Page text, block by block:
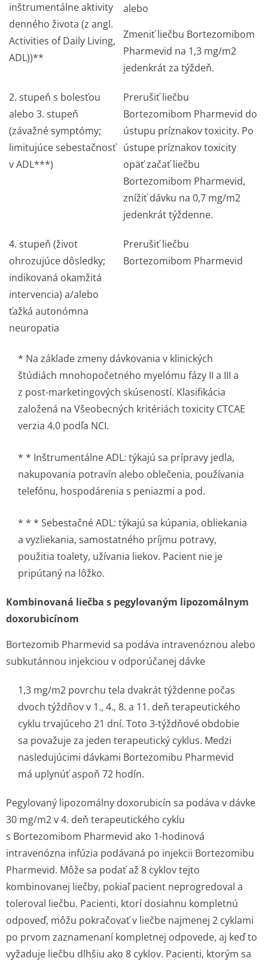
inštrumentálne aktivity
denného života (z angl.
Activities of Daily Living,
ADL))**
alebo
Zmeniť liečbu Bortezomibom
Pharmevid na 1,3 mg/m2
jedenkrát za týždeň.
2. stupeň s bolesťou
alebo 3. stupeň
(závažné symptómy;
limitujúce sebestačnosť
v ADL***)
Prerušiť liečbu
Bortezomibom Pharmevid do
ústupu príznakov toxicity. Po
ústupe príznakov toxicity
opäť začať liečbu
Bortezomibom Pharmevid,
znížiť dávku na 0,7 mg/m2
jedenkrát týždenne.
4. stupeň (život
ohrozujúce dôsledky;
indikovaná okamžitá
intervencia) a/alebo
ťažká autonómna
neuropatia
Prerušiť liečbu
Bortezomibom Pharmevid
* Na základe zmeny dávkovania v klinických
štúdiách mnohopočetného myelómu fázy II a III a
z post-marketingových skúseností. Klasifikácia
založená na Všeobecných kritériách toxicity CTCAE
verzia 4.0 podľa NCI.
* * Inštrumentálne ADL: týkajú sa prípravy jedla,
nakupovania potravín alebo oblečenia, používania
telefónu, hospodárenia s peniazmi a pod.
* * * Sebestačné ADL: týkajú sa kúpania, obliekania
a vyzliekania, samostatného príjmu potravy,
použitia toalety, užívania liekov. Pacient nie je
pripútaný na lôžko.
Kombinovaná liečba s pegylovaným lipozomálnym
doxorubicínom
Bortezomib Pharmevid sa podáva intravenóznou alebo
subkutánnou injekciou v odporúčanej dávke
1,3 mg/m2 povrchu tela dvakrát týždenne počas
dvoch týždňov v 1., 4., 8. a 11. deň terapeutického
cyklu trvajúceho 21 dní. Toto 3-týždňové obdobie
sa považuje za jeden terapeutický cyklus. Medzi
nasledujúcimi dávkami Bortezomibu Pharmevid
má uplynúť aspoň 72 hodín.
Pegylovaný lipozomálny doxorubicín sa podáva v dávke
30 mg/m2v 4. deň terapeutického cyklu
s Bortezomibom Pharmevid ako 1-hodinová
intravenózna infúzia podávaná po injekcii Bortezomibu
Pharmevid. Môže sa podať až 8 cyklov tejto
kombinovanej liečby, pokiaľ pacient neprogredoval a
toleroval liečbu. Pacienti, ktorí dosiahnu kompletnú
odpoveď, môžu pokračovať v liečbe najmenej 2 cyklami
po prvom zaznamenaní kompletnej odpovede, aj keď to
vyžaduje liečbu dlhšiu ako 8 cyklov. Pacienti, ktorým sa